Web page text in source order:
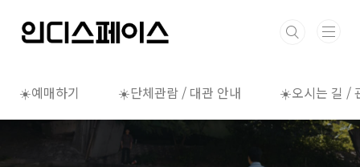
☀️예매하기 ☀️단체관람 / 대관 안내 ☀️오시는 길 /